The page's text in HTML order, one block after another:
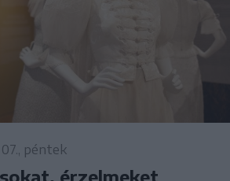
péntek
érzelmeket